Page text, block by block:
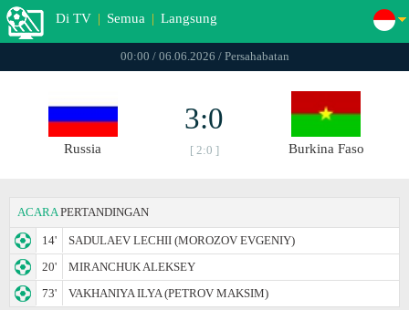
Di TV | Semua | Langsung
00:00 / 06.06.2026 / Persahabatan
Russia
3:0
[ 2:0 ] Burkina Faso
ACARA PERTANDINGAN
14'
SADULAEV LECHII (MOROZOV EVGENIY)
20'
MIRANCHUK ALEKSEY
73'
VAKHANIYA ILYA (PETROV MAKSIM)